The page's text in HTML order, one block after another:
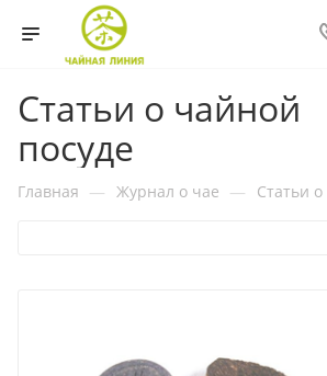
Статьи о чайной
посуде
Главная — Журнал о чае — Статьи